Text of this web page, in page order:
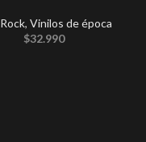
Rock, Vinilos de época
$32.990